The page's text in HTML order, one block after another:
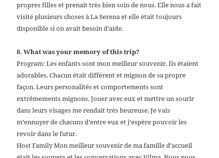
propres filles et prenait très bien soin de nous. Elle nous a fait
visité plusieurs choses à La Serena et elle était toujours
disponible si on avait besoin d’aide.
8. What was your memory of this trip?
Program: Les enfants sont mon meilleur souvenir. Ils étaient
adorables. Chacun était différent et mignon de sa propre
façon. Leurs personalités et comportements sont
extrêmements mignons. Jouer avec eux et mettre un sourir
dans leurs visages me rendait très heureuse. Je vais
m’ennuyer de chacuns d’entre eux et j’espère pouvoir les
revoir dans le futur.
Host Family Mon meilleur souvenir de ma famille d’accueil